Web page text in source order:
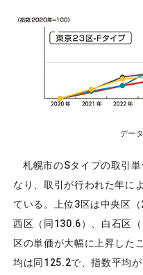
デー
札幌市のSタイプの取引
なり、取引が行われた年に
ている。上位3区は中央区
西区（同130.6）、白石区
区の単価が大幅に上昇した
均は同125.2で、指数平均